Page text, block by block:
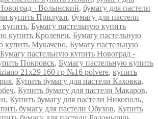
- Волынский, бумагу для пастели
купить Прилуки, бумагу для пастели
купить, Бумагу пастельную купить
купить Кролевец, Бумагу пастельную
купить Мукачево, Бумагу пастельную
Бумагу пастельную купить Новоград -
Покровск, Бумагу пастельную купить
21х29 160 гр №16 polvere, купить
, Купить бумагу для пастели Каховка,
, Купить бумагу для пастели Макаров,
, Купить бумагу для пастели Никополь,
бумагу для пастели Обухов, Купить